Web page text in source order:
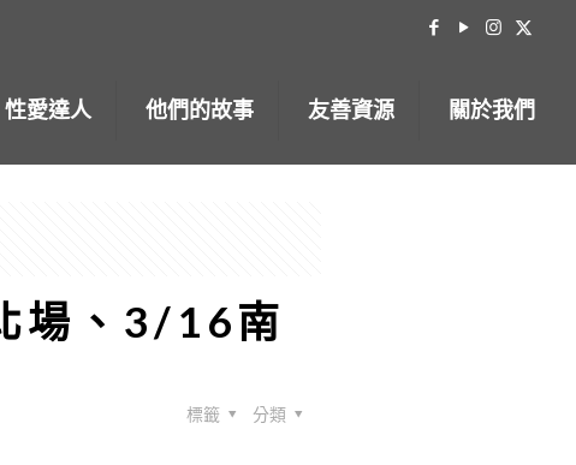
性愛達人 他們的故事 友善資源 關於我們
場、3/16南
分類
標籤